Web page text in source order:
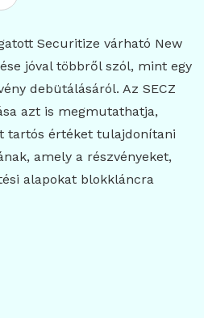
Securitize várható New
jóval többről szól, mint egy
debütálásáról. Az SECZ
azt is megmutathatja,
tartós értéket tulajdonítani
amely a részvényeket,
alapokat blokkláncra